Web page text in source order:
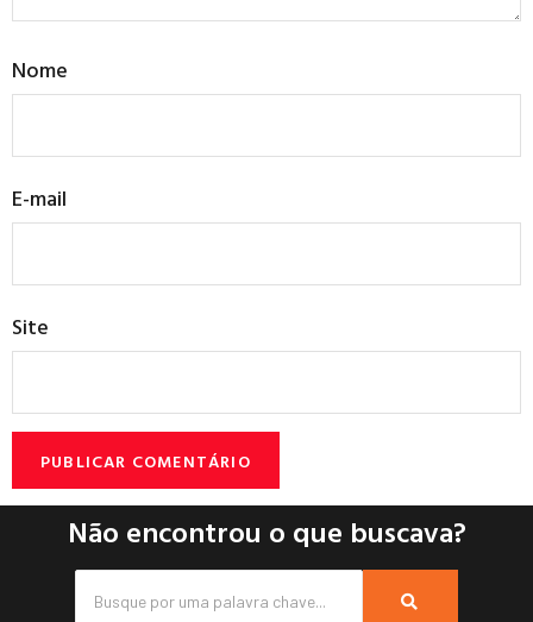
Nome
E-mail
Site
Não encontrou o que buscava?